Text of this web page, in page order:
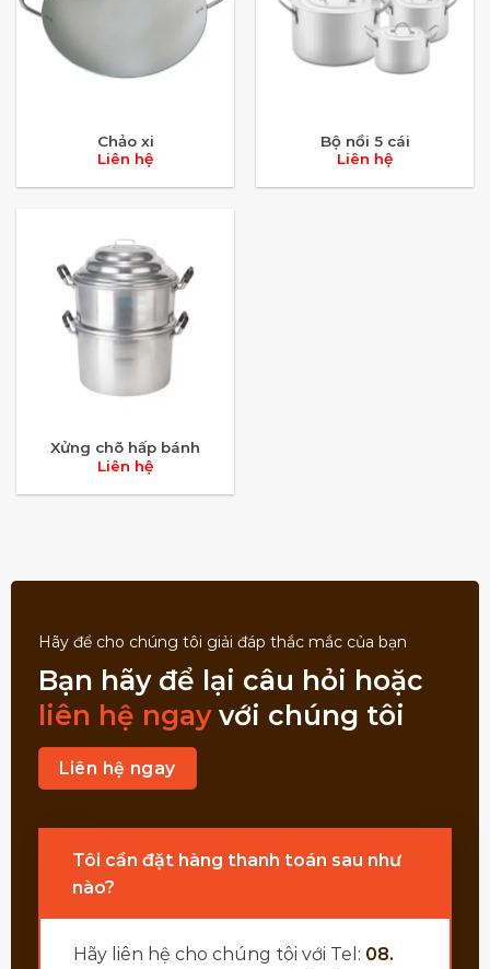
Chảo xi
Liên hệ
Bộ nồi 5 cái
Liên hệ
Xửng chõ hấp bánh
Liên hệ
Hãy để cho chúng tôi giải đáp thắc mắc của bạn
Bạn hãy để lại câu hỏi hoặc
liên hệ ngayvới chúng tôi
Liên hệ ngay
Tôi cần đặt hàng thanh toán sau như
nào?
Hãy liên hệ cho chúng tôi với Tel: 08.